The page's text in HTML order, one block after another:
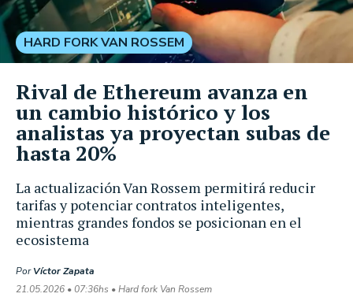
La actualización Van Rossem permitirá reducir
tarifas y potenciar contratos inteligentes,
mientras grandes fondos se posicionan en el
ecosistema
PorVíctor Zapata
21.05.2026 • 07:36hs • Hard fork Van Rossem
HARD FORK VAN ROSSEM
Rival de Ethereum avanza en
un cambio histórico y los
analistas ya proyectan subas de
hasta 20%